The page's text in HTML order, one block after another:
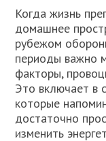
Когда жизнь
домашнее
рубежом
периоды важно
факторы,
Это включает в
которые
достаточно
изменить